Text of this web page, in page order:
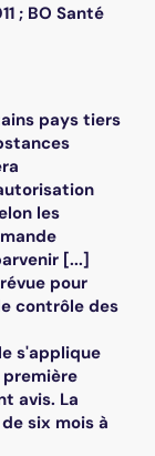
; BO Santé
pays tiers
les
[...]
pour
contrôle des
s'applique
avis. La
six mois à